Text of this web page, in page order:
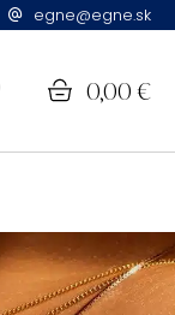
egne@egne.sk
0,00 €